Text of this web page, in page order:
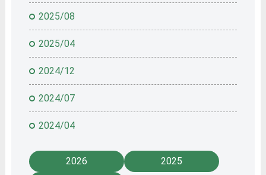
2025/08
2025/04
2024/12
2024/07
2024/04
2026
2025